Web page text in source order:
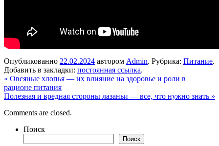
Опубликованно 22.02.2024 автором Admin. Рубрика: Питание.
Добавить в закладки: постоянная ссылка.
« Овсяные хлопья — их влияние на здоровье и роли в
рационе питания
Полезная и вредная стороны лазаньи — все, что нужно знать »
Comments are closed.
Поиск
Поиск